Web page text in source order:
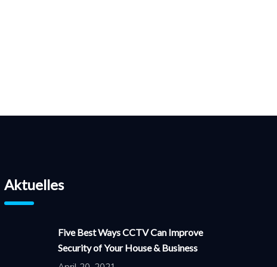
Aktuelles
Five Best Ways CCTV Can Improve
Security of Your House & Business